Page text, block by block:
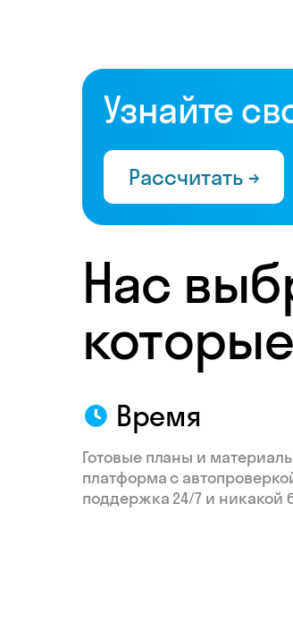
Узнайте
Рассчитать →
Нас
Время
Готовые планы и
платформа с
поддержка 24/7 и никакой